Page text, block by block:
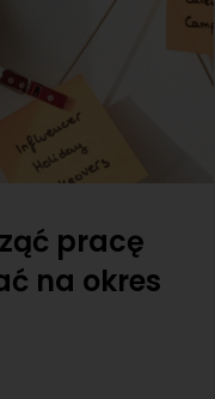
pracę
na okres